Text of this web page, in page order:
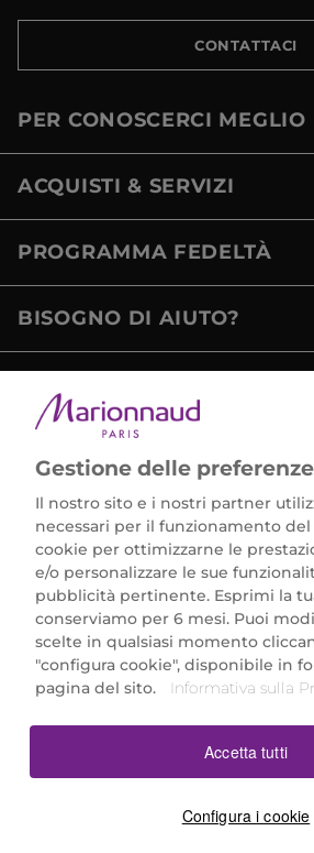
CONTATTACI
PER CONOSCERCI MEGLIO
ACQUISTI & SERVIZI
PROGRAMMA FEDELTÀ
BISOGNO DI AIUTO?
Marionnaud Parfumeries Italia S.r.l.
Largo Fiera Milano 5, 20017 Rho
REA Milano 1650024 con P.IVA
SCARICA LA NOSTRA APP
Gestione delle
Il nostro sito e i nostri partner
necessari per il funzionamento
cookie per ottimizzarne le
e/o personalizzare le sue
pubblicità pertinente. Esprimi la
conserviamo per 6 mesi. Puoi
scelte in qualsiasi momento
"configura cookie", disponibile in
pagina del sito.
Informativa sulla
Configura i cookie
Accetta tutti